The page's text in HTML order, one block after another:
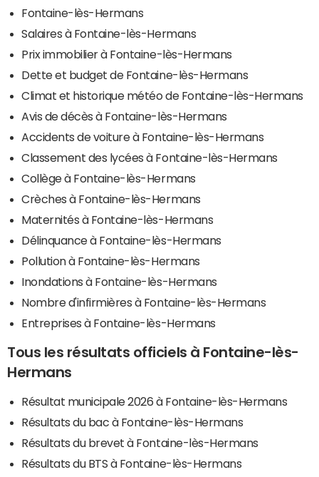
Fontaine-lès-Hermans
Salaires à Fontaine-lès-Hermans
Prix immobilier à Fontaine-lès-Hermans
Dette et budget de Fontaine-lès-Hermans
Climat et historique météo de Fontaine-lès-Hermans
Avis de décès à Fontaine-lès-Hermans
Accidents de voiture à Fontaine-lès-Hermans
Classement des lycées à Fontaine-lès-Hermans
Collège à Fontaine-lès-Hermans
Crèches à Fontaine-lès-Hermans
Maternités à Fontaine-lès-Hermans
Délinquance à Fontaine-lès-Hermans
Pollution à Fontaine-lès-Hermans
Inondations à Fontaine-lès-Hermans
Nombre d'infirmières à Fontaine-lès-Hermans
Entreprises à Fontaine-lès-Hermans
Tous les résultats officiels à Fontaine-lès-
Hermans
Résultat municipale 2026 à Fontaine-lès-Hermans
Résultats du bac à Fontaine-lès-Hermans
Résultats du brevet à Fontaine-lès-Hermans
Résultats du BTS à Fontaine-lès-Hermans